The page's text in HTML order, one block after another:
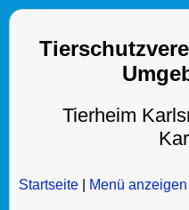
Tierheim
Startseite Menü anzeigen